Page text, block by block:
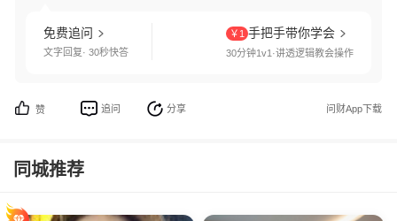
免费追问
文字回复· 30秒快答
￥1 手把手带你学会
30分钟1v1·讲透逻辑教会操作
赞 追问 分享 问财App下载
同城推荐